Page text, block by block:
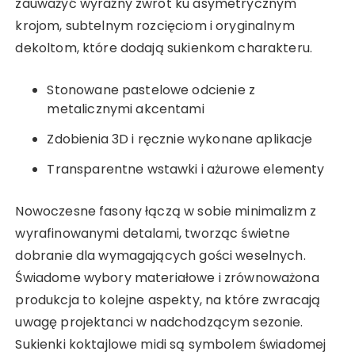
zauważyć wyraźny zwrot ku asymetrycznym
krojom, subtelnym rozcięciom i oryginalnym
dekoltom, które dodają sukienkom charakteru.
Stonowane pastelowe odcienie z
metalicznymi akcentami
Zdobienia 3D i ręcznie wykonane aplikacje
Transparentne wstawki i ażurowe elementy
Nowoczesne fasony łączą w sobie minimalizm z
wyrafinowanymi detalami, tworząc świetne
dobranie dla wymagających gości weselnych.
Świadome wybory materiałowe i zrównoważona
produkcja to kolejne aspekty, na które zwracają
uwagę projektanci w nadchodzącym sezonie.
Sukienki koktajlowe midi są symbolem świadomej